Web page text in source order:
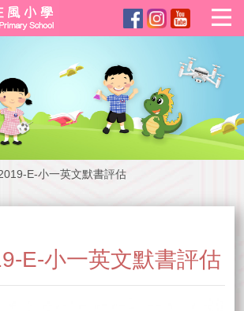
E-小一英文默書評估
E-小一英文默書評估